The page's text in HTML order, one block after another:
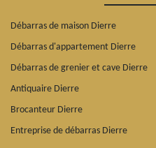
Débarras de maison Dierre
Débarras d'appartement Dierre
Débarras de grenier et cave Dierre
Antiquaire Dierre
Brocanteur Dierre
Entreprise de débarras Dierre